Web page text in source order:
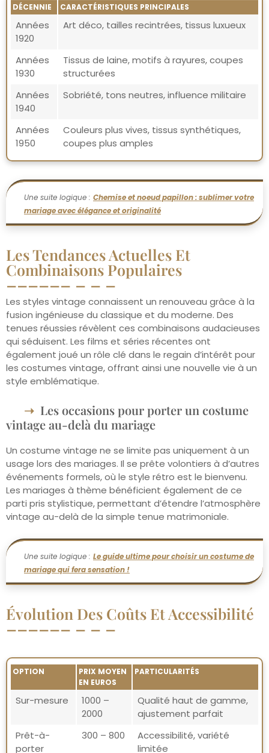
DÉCENNIE CARACTÉRISTIQUES PRINCIPALES
Années
1920
Art déco, tailles recintrées, tissus luxueux
Années
1930
Tissus de laine, motifs à rayures, coupes
structurées
Années
1940
Sobriété, tons neutres, influence militaire
Années
1950
Couleurs plus vives, tissus synthétiques,
coupes plus amples
Une suite logique : Chemise et noeud papillon : sublimer votre
mariage avec élégance et originalité
Les Tendances Actuelles Et
Combinaisons Populaires
Les styles vintage connaissent un renouveau grâce à la
fusion ingénieuse du classique et du moderne. Des
tenues réussies révèlent ces combinaisons audacieuses
qui séduisent. Les films et séries récentes ont
également joué un rôle clé dans le regain d’intérêt pour
les costumes vintage, offrant ainsi une nouvelle vie à un
style emblématique.
Les occasions pour porter un costume
vintage au-delà du mariage
Un costume vintage ne se limite pas uniquement à un
usage lors des mariages. Il se prête volontiers à d’autres
événements formels, où le style rétro est le bienvenu.
Les mariages à thème bénéficient également de ce
parti pris stylistique, permettant d’étendre l’atmosphère
vintage au-delà de la simple tenue matrimoniale.
Une suite logique : Le guide ultime pour choisir un costume de
mariage qui fera sensation !
Évolution Des Coûts Et Accessibilité
OPTION
PRIX MOYEN
EN EUROS
PARTICULARITÉS
Sur-mesure
1000 –
2000
Qualité haut de gamme,
ajustement parfait
Prêt-à-
porter
300 – 800
Accessibilité, variété
limitée